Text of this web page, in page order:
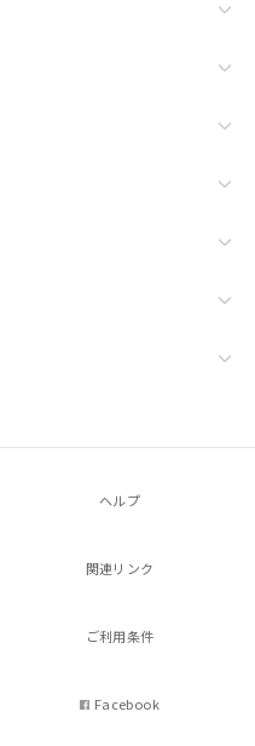
ヘルプ
関連リンク
ご利用条件
Facebook